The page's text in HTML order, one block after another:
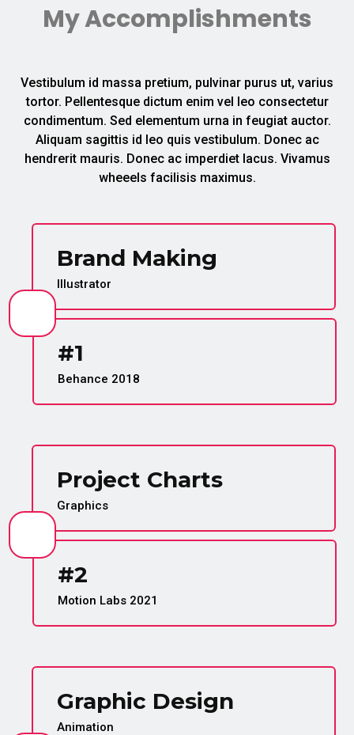
My Accomplishments
Vestibulum id massa pretium, pulvinar purus ut, varius
tortor. Pellentesque dictum enim vel leo consectetur
condimentum. Sed elementum urna in feugiat auctor.
Aliquam sagittis id leo quis vestibulum. Donec ac
hendrerit mauris. Donec ac imperdiet lacus. Vivamus
wheeels facilisis maximus.
Brand Making
Illustrator
#1
Behance 2018
Project Charts
Graphics
#2
Motion Labs 2021
Graphic Design
Animation